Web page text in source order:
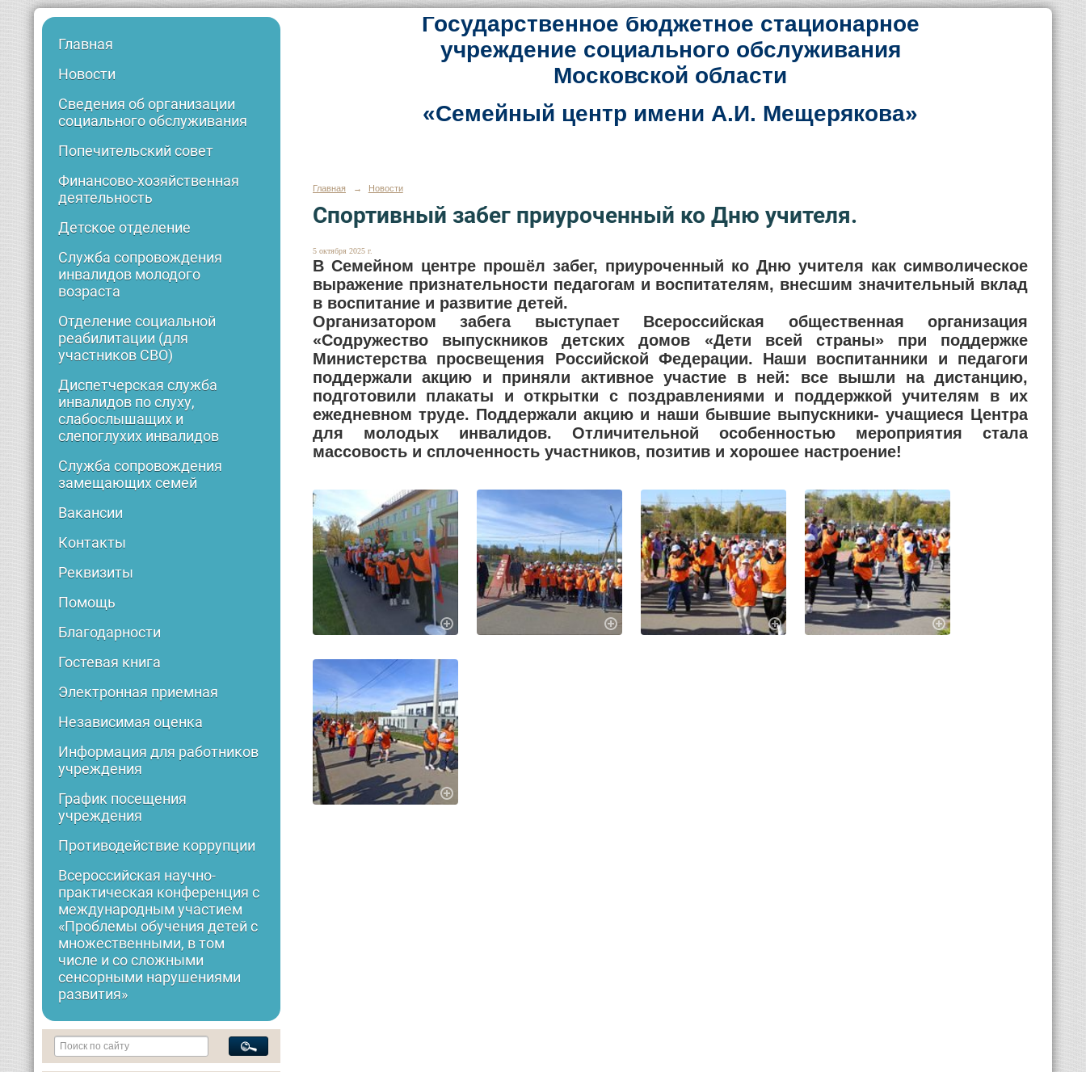
Главная
Новости
Сведения об организации
социального обслуживания
Попечительский совет
Финансово-хозяйственная
деятельность
Детское отделение
Служба сопровождения
инвалидов молодого
возраста
Отделение социальной
реабилитации (для
участников СВО)
Диспетчерская служба
инвалидов по слуху,
слабослышащих и
слепоглухих инвалидов
Служба сопровождения
замещающих семей
Вакансии
Контакты
Реквизиты
Помощь
Благодарности
Гостевая книга
Электронная приемная
Независимая оценка
Информация для работников
учреждения
График посещения
учреждения
Противодействие коррупции
Всероссийская научно-
практическая конференция с
международным участием
«Проблемы обучения детей с
множественными, в том
числе и со сложными
сенсорными нарушениями
развития»
Государственное бюджетное стационарное
учреждение социального обслуживания
Московской области
«Семейный центр имени А.И. Мещерякова»
Главная → Новости
Спортивный забег приуроченный ко Дню учителя.
5 октября 2025 г.
В Семейном центре прошёл забег, приуроченный ко Дню учителя как символическое
выражение признательности педагогам и воспитателям, внесшим значительный вклад
в воспитание и развитие детей.
Организатором забега выступает Всероссийская общественная организация
«Содружество выпускников детских домов «Дети всей страны» при поддержке
Министерства просвещения Российской Федерации. Наши воспитанники и педагоги
поддержали акцию и приняли активное участие в ней: все вышли на дистанцию,
подготовили плакаты и открытки с поздравлениями и поддержкой учителям в их
ежедневном труде. Поддержали акцию и наши бывшие выпускники- учащиеся Центра
для молодых инвалидов. Отличительной особенностью мероприятия стала
массовость и сплоченность участников, позитив и хорошее настроение!